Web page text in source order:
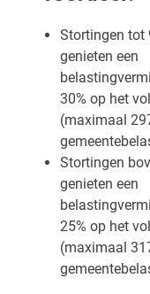
Stortingen tot
genieten een
30% op het
(maximaal
Stortingen
genieten een
25% op het
(maximaal